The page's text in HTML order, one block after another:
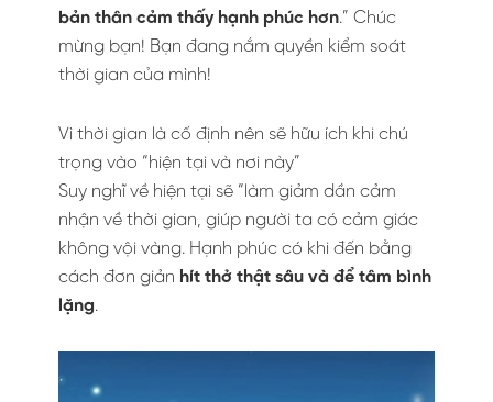
bản thân cảm thấy hạnh phúc hơn.” Chúc
mừng bạn! Bạn đang nắm quyền kiểm soát
thời gian của mình!
Vì thời gian là cố định nên sẽ hữu ích khi chú
trọng vào “hiện tại và nơi này”
Suy nghĩ về hiện tại sẽ “làm giảm dần cảm
nhận về thời gian, giúp người ta có cảm giác
không vội vàng. Hạnh phúc có khi đến bằng
cách đơn giản hít thở thật sâu và để tâm bình
lặng.